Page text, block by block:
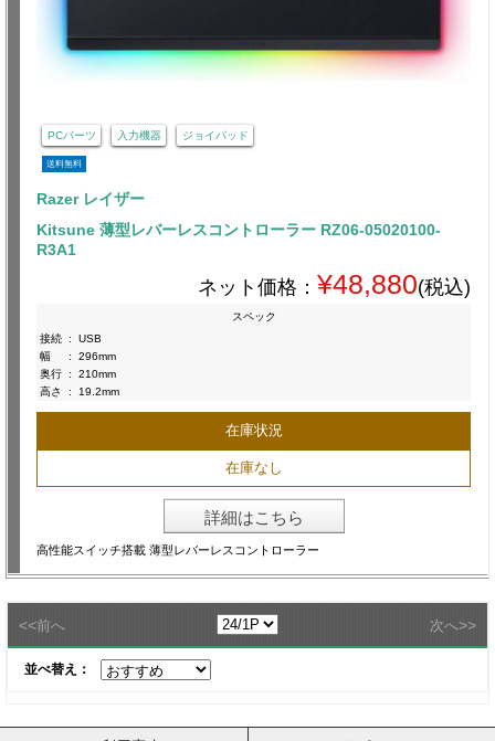
PCパーツ 入力機器 ジョイパッド
送料無料
Razer レイザー
Kitsune 薄型レバーレスコントローラー RZ06-05020100-
R3A1
ネット価格： ¥48,880(税込)
スペック
接続 :
USB
幅
:
296mm
奥行 :
210mm
高さ
: 19.2mm
在庫状況
在庫なし
詳細はこちら
高性能スイッチ搭載 薄型レバーレスコントローラー
<<前へ 次へ>>
並べ替え：